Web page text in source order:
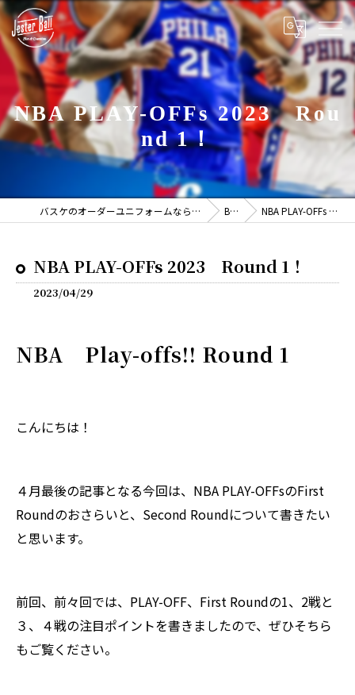
NBA PLAY-OFFs 2023 Rou
nd 1！
バスケのオーダーユニフォームならJESTER BALL -ジェスターボール- BLOG NBA PLAY-OFFs 2023 Round 1！
NBA PLAY-OFFs 2023 Round 1！
2023/04/29
NBA Play-offs!! Round 1
こんにちは！
４月最後の記事となる今回は、NBA PLAY-OFFsのFirst
Roundのおさらいと、Second Roundについて書きたい
と思います。
前回、前々回では、PLAY-OFF、First Roundの1、2戦と
３、４戦の注目ポイントを書きましたので、ぜひそちら
もご覧ください。